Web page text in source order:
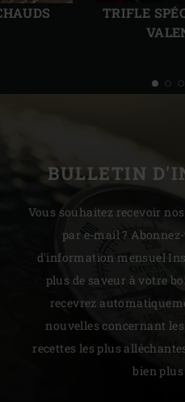
TRIFLE
BULLETIN
Vous souhaitez recevoir
par e-mail ?
d'information mensuel
plus de saveur à votre
recevrez
nouvelles concernant
recettes les plus
bien plus